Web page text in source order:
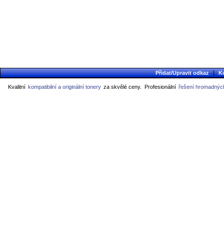
Přidat/Upravit odkaz |
Kvalitní kompatibilní a originální tonery za skvělé ceny. Profesionální řešení